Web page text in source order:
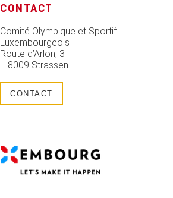
CONTACT
Comité Olympique et Sportif
Luxembourgeois
Route d’Arlon, 3
L-8009 Strassen
CONTACT